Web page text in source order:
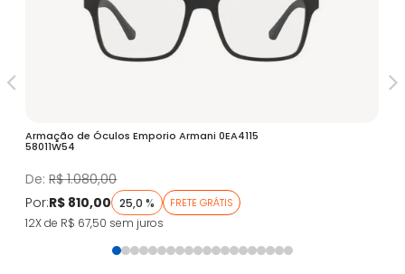
Armação de Óculos Emporio Armani 0EA4115
58011W54
De:R$ 1.080,00
Por:R$ 810,00 25,0 % FRETE GRÁTIS
12X de R$ 67,50 sem juros